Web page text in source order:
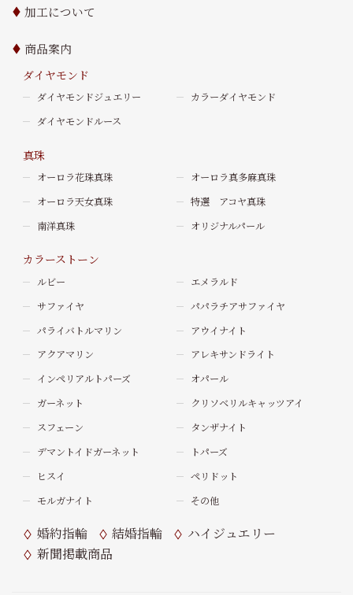
加工について
商品案内
ダイヤモンド
ダイヤモンドジュエリー
カラーダイヤモンド
ダイヤモンドルース
真珠
オーロラ花珠真珠
オーロラ真多麻真珠
オーロラ天女真珠
特選 アコヤ真珠
南洋真珠
オリジナルパール
カラーストーン
ルビー
エメラルド
サファイヤ
パパラチアサファイヤ
パライバトルマリン
アウイナイト
アクアマリン
アレキサンドライト
インペリアルトパーズ
オパール
ガーネット
クリソベリルキャッツアイ
スフェーン
タンザナイト
デマントイドガーネット
トパーズ
ヒスイ
ペリドット
モルガナイト
その他
婚約指輪 結婚指輪
ハイジュエリー
新聞掲載商品